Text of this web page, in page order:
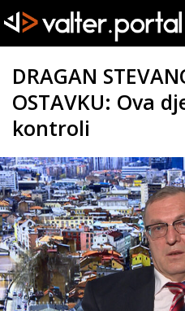
DRAGAN
OSTAVKU: Ova
kontroli